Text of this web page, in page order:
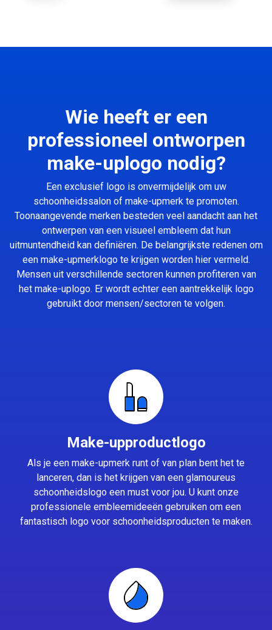
Wie heeft er een
professioneel ontworpen
make-uplogo nodig?
Een exclusief logo is onvermijdelijk om uw
schoonheidssalon of make-upmerk te promoten.
Toonaangevende merken besteden veel aandacht aan het
ontwerpen van een visueel embleem dat hun
uitmuntendheid kan definiëren. De belangrijkste redenen om
een make-upmerklogo te krijgen worden hier vermeld.
Mensen uit verschillende sectoren kunnen profiteren van
het make-uplogo. Er wordt echter een aantrekkelijk logo
gebruikt door mensen/sectoren te volgen.
Make-upproductlogo
Als je een make-upmerk runt of van plan bent het te
lanceren, dan is het krijgen van een glamoureus
schoonheidslogo een must voor jou. U kunt onze
professionele embleemideeën gebruiken om een
fantastisch logo voor schoonheidsproducten te maken.